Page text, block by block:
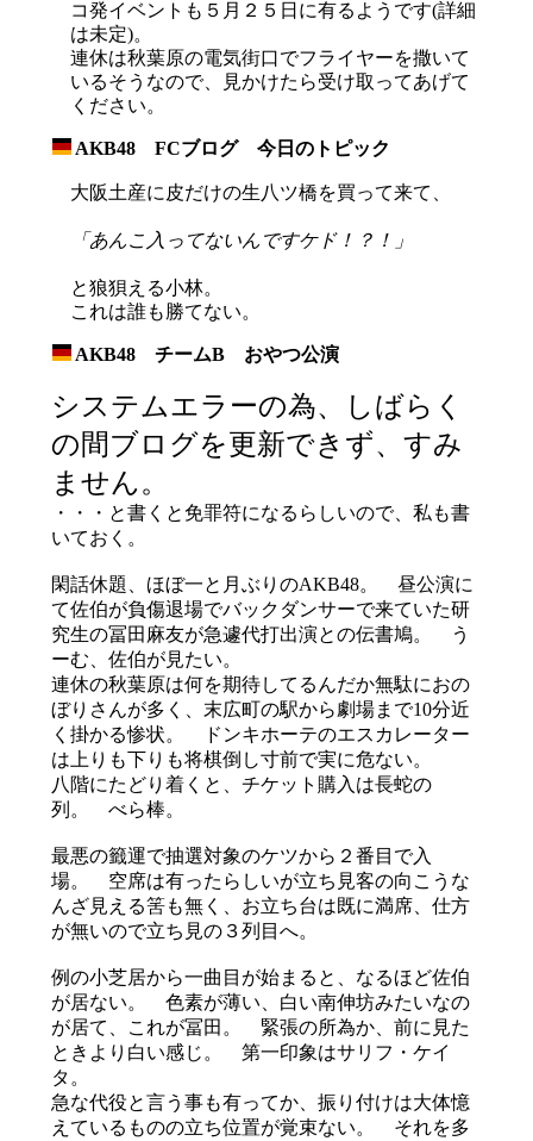
コ発イベントも５月２５日に有るようです(詳細
は未定)。
連休は秋葉原の電気街口でフライヤーを撒いて
いるそうなので、見かけたら受け取ってあげて
ください。
AKB48 FCブログ 今日のトピック
大阪土産に皮だけの生八ツ橋を買って来て、
「あんこ入ってないんですケド！？！」
と狼狽える小林。
これは誰も勝てない。
AKB48 チームB おやつ公演
システムエラーの為、しばらく
の間ブログを更新できず、すみ
ません。
・・・と書くと免罪符になるらしいので、私も書
いておく。
閑話休題、ほぼ一と月ぶりのAKB48。 昼公演に
て佐伯が負傷退場でバックダンサーで来ていた研
究生の冨田麻友が急遽代打出演との伝書鳩。 う
ーむ、佐伯が見たい。
連休の秋葉原は何を期待してるんだか無駄におの
ぼりさんが多く、末広町の駅から劇場まで10分近
く掛かる惨状。 ドンキホーテのエスカレーター
は上りも下りも将棋倒し寸前で実に危ない。
八階にたどり着くと、チケット購入は長蛇の
列。 べら棒。
最悪の籤運で抽選対象のケツから２番目で入
場。 空席は有ったらしいが立ち見客の向こうな
んざ見える筈も無く、お立ち台は既に満席、仕方
が無いので立ち見の３列目へ。
例の小芝居から一曲目が始まると、なるほど佐伯
が居ない。 色素が薄い、白い南伸坊みたいなの
が居て、これが冨田。 緊張の所為か、前に見た
ときより白い感じ。 第一印象はサリフ・ケイ
タ。
急な代役と言う事も有ってか、振り付けは大体憶
えているものの立ち位置が覚束ない。 それを多